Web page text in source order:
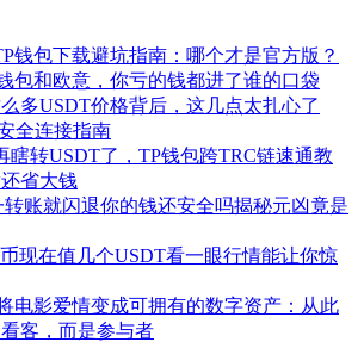
钱包下载避坑指南：哪个才是官方版？
包和欧意，你亏的钱都进了谁的口袋
多USDT价格背后，这几点太扎心了
全连接指南
瞎转USDT了，TP钱包跨TRC链速通教
省大钱
账就闪退你的钱还安全吗揭秘元凶竟是
现在值几个USDT看一眼行情能让你惊
电影爱情变成可拥有的数字资产：从此
客，而是参与者